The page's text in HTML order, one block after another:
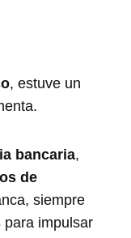
, estuve un
bancaria,
de
siempre
para impulsar